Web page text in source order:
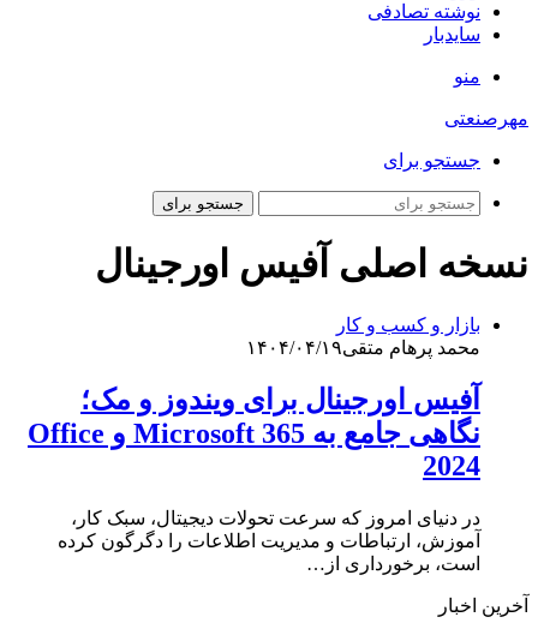
نوشته تصادفی
سایدبار
منو
مهرصنعتی
جستجو برای
جستجو برای
نسخه اصلی آفیس اورجینال
بازار و کسب و کار
محمد پرهام متقی۱۴۰۴/۰۴/۱۹
آفیس اورجینال برای ویندوز و مک؛
نگاهی جامع به Microsoft 365 و Office
2024
در دنیای امروز که سرعت تحولات دیجیتال، سبک کار،
آموزش، ارتباطات و مدیریت اطلاعات را دگرگون کرده
است، برخورداری از…
آخرین اخبار